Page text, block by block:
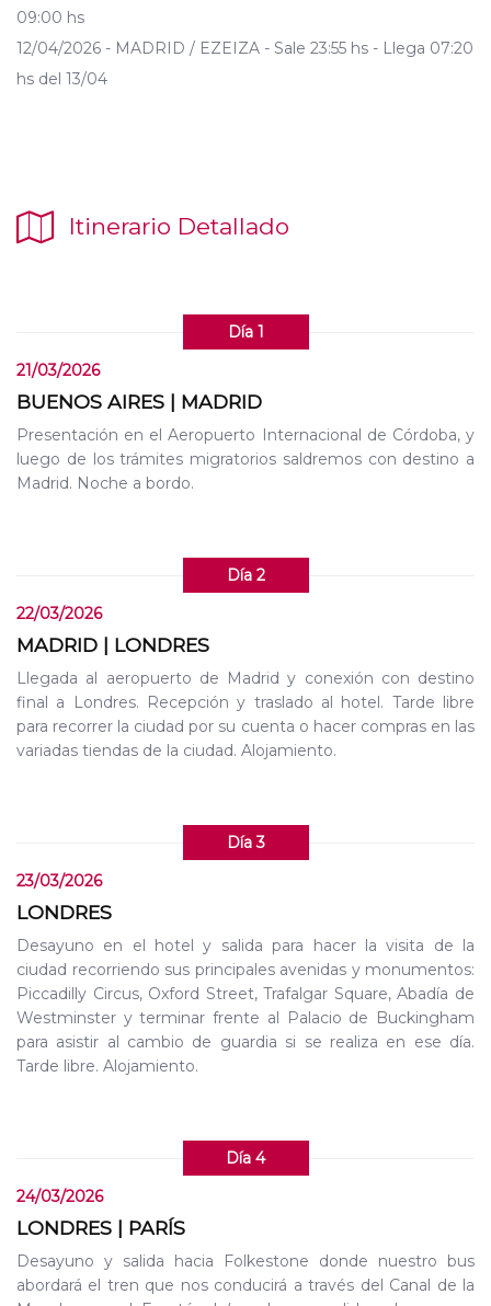
09:00 hs
12/04/2026 - MADRID / EZEIZA - Sale 23:55 hs - Llega 07:20
hs del 13/04
Itinerario Detallado
Día 1
21/03/2026
BUENOS AIRES | MADRID
Presentación en el Aeropuerto Internacional de Córdoba, y
luego de los trámites migratorios saldremos con destino a
Madrid. Noche a bordo.
Día 2
22/03/2026
MADRID | LONDRES
Llegada al aeropuerto de Madrid y conexión con destino
final a Londres. Recepción y traslado al hotel. Tarde libre
para recorrer la ciudad por su cuenta o hacer compras en las
variadas tiendas de la ciudad. Alojamiento.
Día 3
23/03/2026
LONDRES
Desayuno en el hotel y salida para hacer la visita de la
ciudad recorriendo sus principales avenidas y monumentos:
Piccadilly Circus, Oxford Street, Trafalgar Square, Abadía de
Westminster y terminar frente al Palacio de Buckingham
para asistir al cambio de guardia si se realiza en ese día.
Tarde libre. Alojamiento.
Día 4
24/03/2026
LONDRES | PARÍS
Desayuno y salida hacia Folkestone donde nuestro bus
abordará el tren que nos conducirá a través del Canal de la